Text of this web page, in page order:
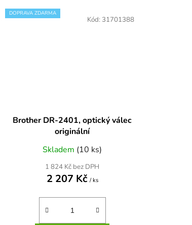
DOPRAVA ZDARMA
Brother DR-2401, optický válec
originální
Skladem (10 ks)
1 824 Kč bez DPH
2 207 Kč / ks
Kód: 31701388